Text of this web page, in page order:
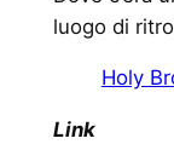
luogo di
Holy
Link